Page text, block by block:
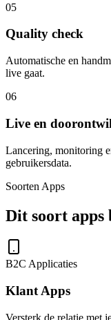
05
Quality check
Automatische en
live gaat.
06
Live en
Lancering, monitoring
gebruikersdata.
Soorten Apps
Dit soort apps
B2C Applicaties
Klant Apps
Versterk de relatie met